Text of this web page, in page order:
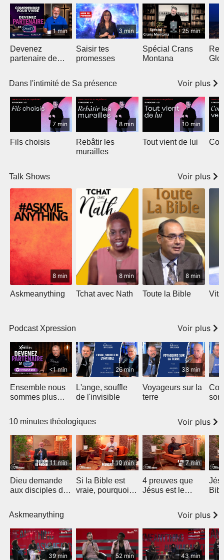
1 min
Devenez
partenaire de
3 min
Saisir tes
promesses
25 min
Spécial Crans
Montana
Dans l'intimité de Sa présence Voir plus
7 min
Fils choisis
8 min
Rebâtir les
murailles
10 min
Tout vient de lui
Talk Shows Voir plus
8 min
Askmeanything
8 min
Tchat avec Nath
8 min
Toute la Bible
Podcast Xpression Voir plus
<1 min
Ensemble nous
sommes plus
26 min
L'ange, souffle
de l'invisible
38 min
Voyageurs sur la
terre
son
10 minutes théologiques Voir plus
11 min
Dieu demande
aux disciples de
10 min
Si la Bible est
vraie, pourquoi
7 min
4 preuves que
Jésus est le
Askmeanything
Voir plus
39 min 52 min 43 min